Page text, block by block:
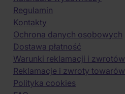
Regulamin
Kontakty
Ochrona danych osobowych
Dostawa płatność
Warunki reklamacji i zwrotów
Reklamacje i zwroty towarów
Polityka cookies